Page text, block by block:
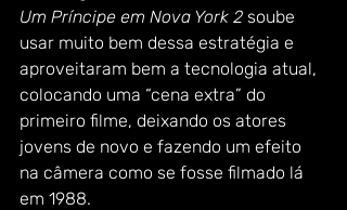
Um Príncipe em Nova York 2 soube
usar muito bem dessa estratégia e
aproveitaram bem a tecnologia atual,
colocando uma “cena extra” do
primeiro filme, deixando os atores
jovens de novo e fazendo um efeito
na câmera como se fosse filmado lá
em 1988.